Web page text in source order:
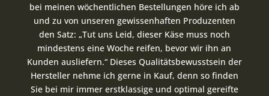
bei meinen wöchentlichen Bestellungen höre ich ab
und zu von unseren gewissenhaften Produzenten
den Satz: „Tut uns Leid, dieser Käse muss noch
mindestens eine Woche reifen, bevor wir ihn an
Kunden ausliefern.“ Dieses Qualitätsbewusstsein der
Hersteller nehme ich gerne in Kauf, denn so finden
Sie bei mir immer erstklassige und optimal gereifte